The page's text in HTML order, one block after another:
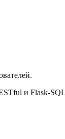
и Flask-